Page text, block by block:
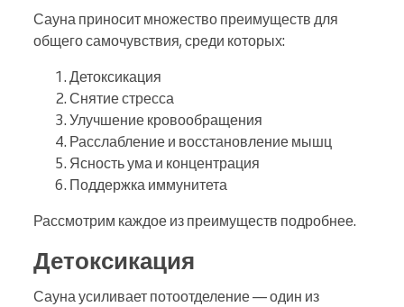
Сауна приносит множество преимуществ для
общего самочувствия, среди которых:
Детоксикация
Снятие стресса
Улучшение кровообращения
Расслабление и восстановление мышц
Ясность ума и концентрация
Поддержка иммунитета
Рассмотрим каждое из преимуществ подробнее.
Детоксикация
Сауна усиливает потоотделение — один из